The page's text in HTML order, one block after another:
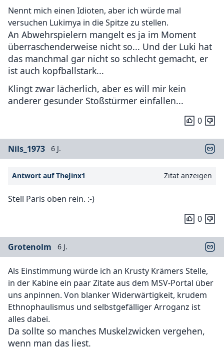
Nennt mich einen Idioten, aber ich würde mal
versuchen Lukimya in die Spitze zu stellen.
An Abwehrspielern mangelt es ja im Moment
überraschenderweise nicht so... Und der Luki hat
das manchmal gar nicht so schlecht gemacht, er
ist auch kopfballstark...
Klingt zwar lächerlich, aber es will mir kein
anderer gesunder Stoßstürmer einfallen...
0
Nils_1973 6 J.
Antwort auf TheJinx1 Zitat anzeigen
Stell Paris oben rein. :-)
0
Grotenolm 6 J.
Als Einstimmung würde ich an Krusty Krämers Stelle,
in der Kabine ein paar Zitate aus dem MSV-Portal über
uns anpinnen. Von blanker Widerwärtigkeit, krudem
Ethnophaulismus und selbstgefälliger Arroganz ist
alles dabei.
Da sollte so manches Muskelzwicken vergehen,
wenn man das liest.